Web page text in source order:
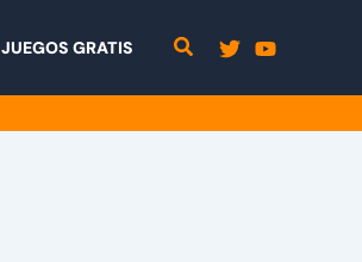
JUEGOS GRATIS